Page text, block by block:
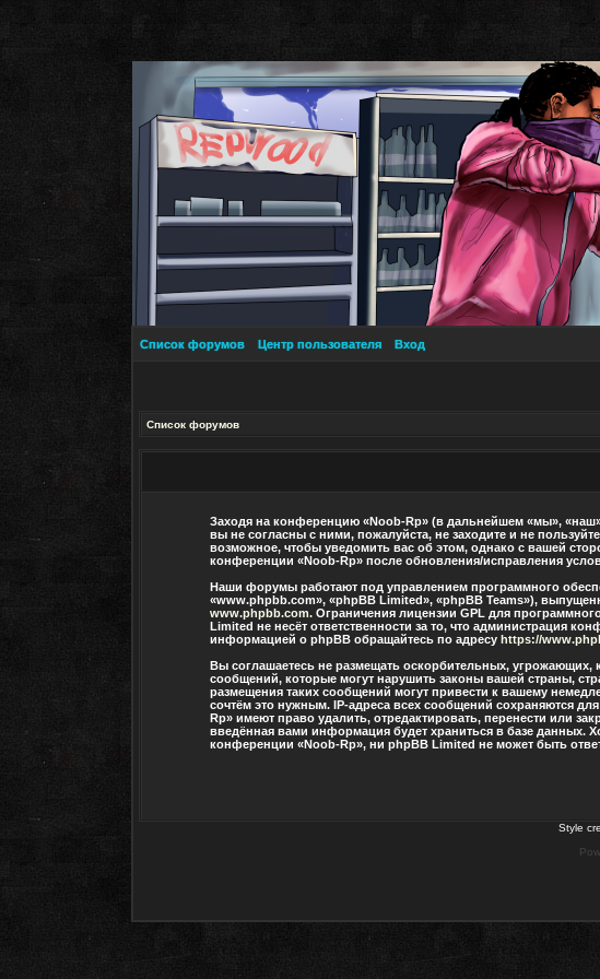
Список форумов Центр пользователя Вход
Список форумов
Заходя на конференцию «Noob-Rp» (в дальнейшем «мы»,
вы не согласны с ними, пожалуйста, не заходите и не
возможное, чтобы уведомить вас об этом, однако с вашей
конференции «Noob-Rp» после обновления/исправления
Наши форумы работают под управлением программного
«www.phpbb.com», «phpBB Limited», «phpBB Teams»),
www.phpbb.com. Ограничения лицензии GPL для
Limited не несёт ответственности за то, что администрация
информацией о phpBB обращайтесь по адресу https://
Вы соглашаетесь не размещать оскорбительных,
сообщений, которые могут нарушить законы вашей страны,
размещения таких сообщений могут привести к вашему
сочтём это нужным. IP-адреса всех сообщений сохраняются
Rp» имеют право удалить, отредактировать, перенести или
введённая вами информация будет храниться в базе данных.
конференции «Noob-Rp», ни phpBB Limited не может быть
Style